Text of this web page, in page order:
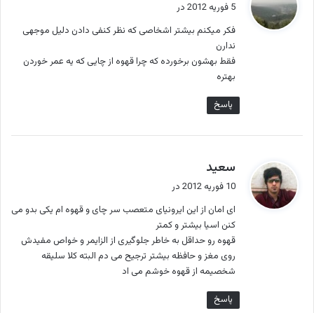
:
5 فوریه 2012 در
فکر میکنم بیشتر اشخاصی که نظر کنفی دادن دلیل موجهی
ندارن
فقط بهشون برخورده که چرا قهوه از چایی که یه عمر خوردن
بهتره
پاسخ
سعید
:
10 فوریه 2012 در
ای امان از این ایرونیای متعصب سر چای و قهوه ام یکی بدو می
کنن اسیا بیشتر و کمتر
قهوه رو حداقل به خاطر جلوگیری از الزایمر و خواص مفیدش
روی مغز و حافظه بیشتر ترجیح می دم البته کلا سلیقه
شخصیمه از قهوه خوشم می اد
پاسخ